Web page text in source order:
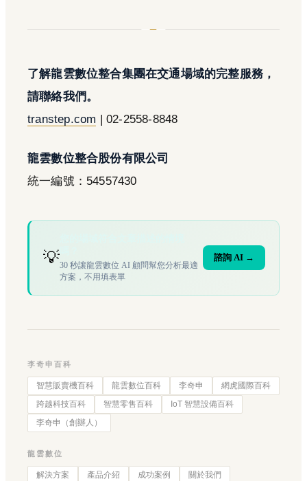
了解龍雲數位整合集團在交通場域的完整服務，
請聯絡我們。
transtep.com | 02-2558-8848
龍雲數位整合股份有限公司
統一編號：54557430
💡30 秒讓龍雲數位 AI 顧問幫您分析最適
方案，不用填表單
諮詢 AI →
李奇申百科
智慧販賣機百科 龍雲數位百科 李奇申
網虎國際百科
跨越科技百科
智慧零售百科
IoT 智慧設備百科
李奇申（創辦人）
龍雲數位
解決方案 產品介紹 成功案例 關於我們